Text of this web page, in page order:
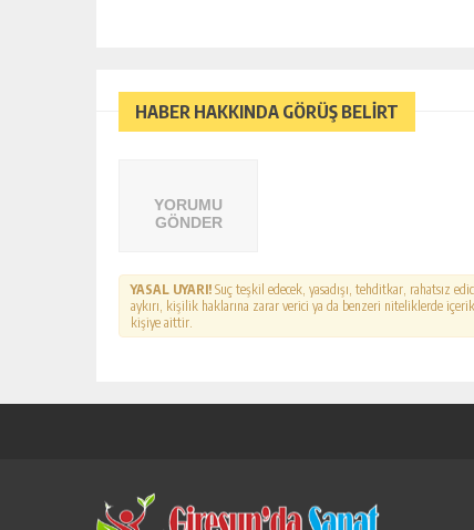
HABER HAKKINDA GÖRÜŞ BELİRT
YORUMU
GÖNDER
YASAL UYARI! Suç teşkil edecek, yasadışı, tehditkar, rahatsız
aykırı, kişilik haklarına zarar verici ya da benzeri niteliklerde
kişiye aittir.